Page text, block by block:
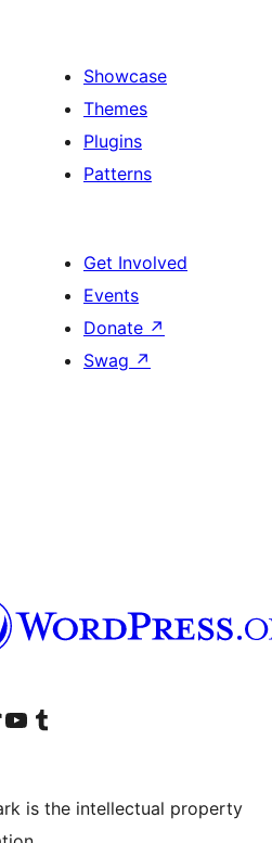
Showcase
Themes
Plugins
Patterns
Get Involved
Events
Donate ↗
Swag ↗
account
TikTok account
Visit our YouTube channel
Visit our Tumblr account
is the intellectual property